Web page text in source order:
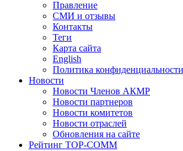
Правление
СМИ и отзывы
Контакты
Теги
Карта сайта
English
Политика конфиденциальности
Новости
Новости Членов АКМР
Новости партнеров
Новости комитетов
Новости отраслей
Обновления на сайте
Рейтинг TOP-COMM